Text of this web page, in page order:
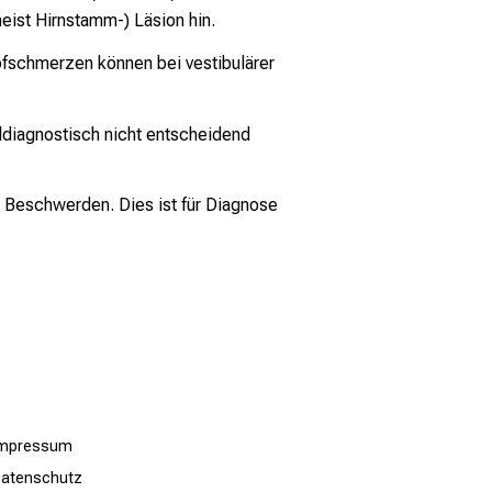
Hirnstamm-) Läsion hin.
können bei vestibulärer
nicht entscheidend
Dies ist für Diagnose